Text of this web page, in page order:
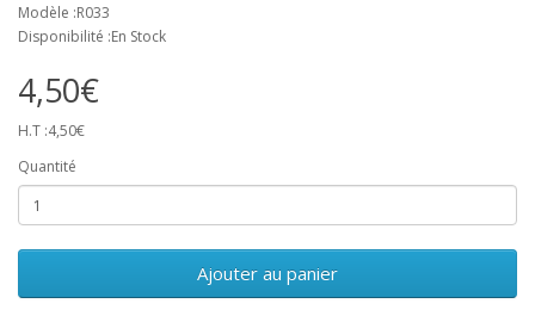
Modèle :R033
Disponibilité :En Stock
4,50€
H.T :4,50€
Quantité
Ajouter au panier